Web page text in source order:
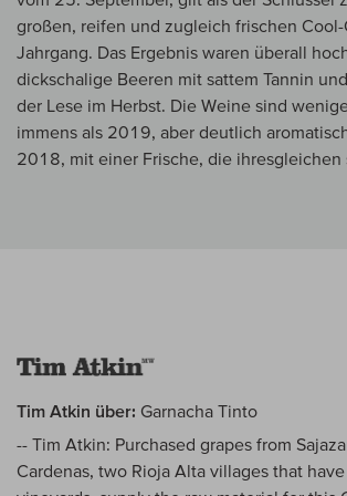
großen, reifen und zugleich frischen
Jahrgang. Das Ergebnis waren überall
dickschalige Beeren mit sattem Tannin
der Lese im Herbst. Die Weine sind
immens als 2019, aber deutlich
2018, mit einer Frische, die ihresgleichen
Tim Atkin über: Garnacha Tinto
-- Tim Atkin: Purchased grapes from
Cardenas, two Rioja Alta villages that